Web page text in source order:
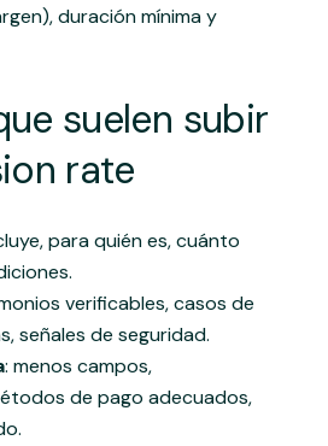
duración mínima y
suelen subir
rate
para quién es, cuánto
verificables, casos de
señales de seguridad.
: menos campos,
de pago adecuados,